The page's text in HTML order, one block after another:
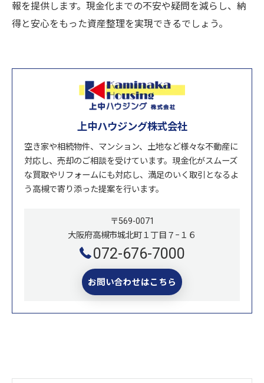
報を提供します。現金化までの不安や疑問を減らし、納
得と安心をもった資産整理を実現できるでしょう。
上中ハウジング株式会社
空き家や相続物件、マンション、土地など様々な不動産に
対応し、売却のご相談を受けています。現金化がスムーズ
な買取やリフォームにも対応し、満足のいく取引となるよ
う高槻で寄り添った提案を行います。
〒569-0071
大阪府高槻市城北町１丁目７−１６
072-676-7000
お問い合わせはこちら